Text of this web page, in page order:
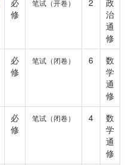
必
修
笔试（开卷） 2
政
治
通
修
必
修
笔试（闭卷） 6
数
学
通
修
必
修
笔试（闭卷） 4
数
学
通
修